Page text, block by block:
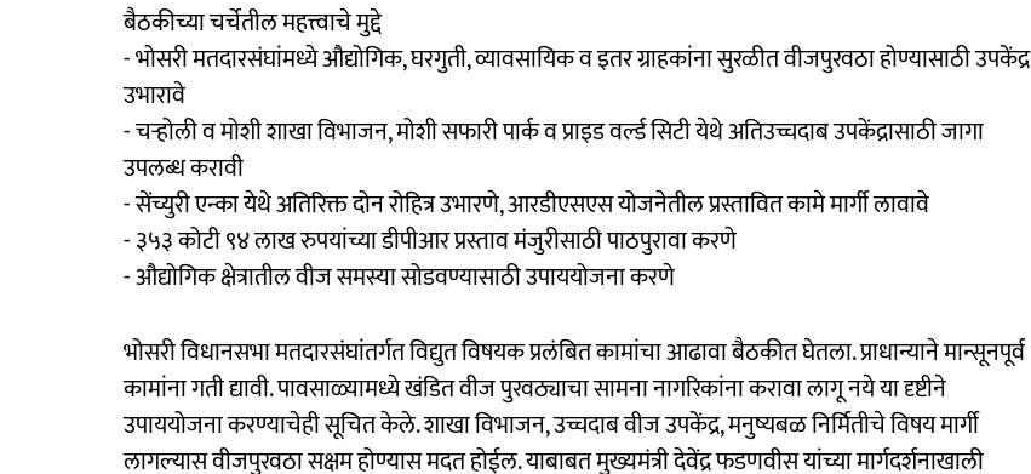
बैठकीच्या चर्चेतील महत्त्वाचे मुद्दे
- भोसरी मतदारसंघांमध्ये औद्योगिक, घरगुती, व्यावसायिक व इतर ग्राहकांना सुरळीत वीजपुरवठा होण्यासाठी उपकेंद्र
उभारावे
- चऱ्होली व मोशी शाखा विभाजन, मोशी सफारी पार्क व प्राइड वर्ल्ड सिटी येथे अतिउच्चदाब उपकेंद्रासाठी जागा
उपलब्ध करावी
- सेंच्युरी एन्का येथे अतिरिक्त दोन रोहित्र उभारणे, आरडीएसएस योजनेतील प्रस्तावित कामे मार्गी लावावे
- ३५३ कोटी ९४ लाख रुपयांच्या डीपीआर प्रस्ताव मंजुरीसाठी पाठपुरावा करणे
- औद्योगिक क्षेत्रातील वीज समस्या सोडवण्यासाठी उपाययोजना करणे
भोसरी विधानसभा मतदारसंघांतर्गत विद्युत विषयक प्रलंबित कामांचा आढावा बैठकीत घेतला. प्राधान्याने मान्सूनपूर्व
कामांना गती द्यावी. पावसाळ्यामध्ये खंडित वीज पुरवठ्याचा सामना नागरिकांना करावा लागू नये या दृष्टीने
उपाययोजना करण्याचेही सूचित केले. शाखा विभाजन, उच्चदाब वीज उपकेंद्र, मनुष्यबळ निर्मितीचे विषय मार्गी
लागल्यास वीजपुरवठा सक्षम होण्यास मदत होईल. याबाबत मुख्यमंत्री देवेंद्र फडणवीस यांच्या मार्गदर्शनाखाली